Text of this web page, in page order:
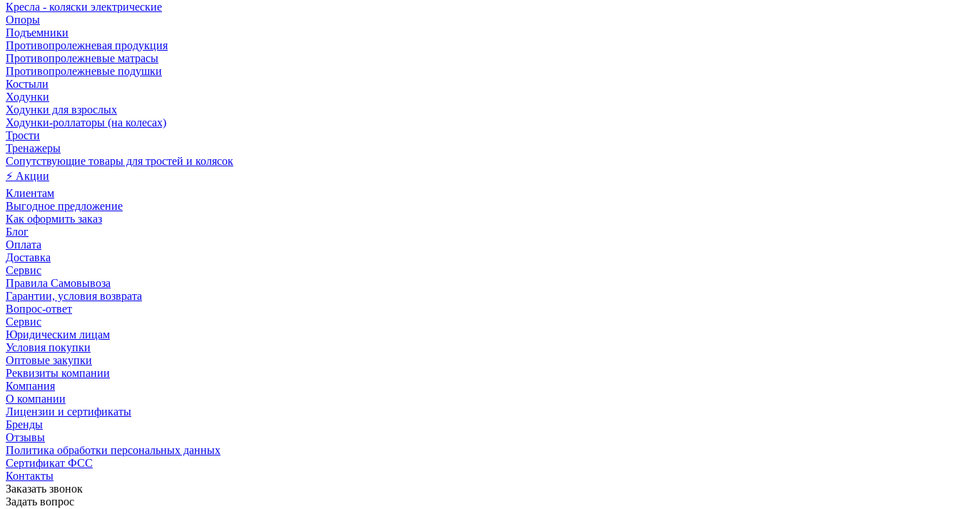
Кресла - коляски электрические
Опоры
Подъемники
Противопролежневая продукция
Противопролежневые матрасы
Противопролежневые подушки
Костыли
Ходунки
Ходунки для взрослых
Ходунки-роллаторы (на колесах)
Трости
Тренажеры
Сопутствующие товары для тростей и колясок
⚡ Акции
Клиентам
Выгодное предложение
Как оформить заказ
Блог
Оплата
Доставка
Сервис
Правила Самовывоза
Гарантии, условия возврата
Вопрос-ответ
Сервис
Юридическим лицам
Условия покупки
Оптовые закупки
Реквизиты компании
Компания
О компании
Лицензии и сертификаты
Бренды
Отзывы
Политика обработки персональных данных
Сертификат ФСС
Контакты
Заказать звонок
Задать вопрос